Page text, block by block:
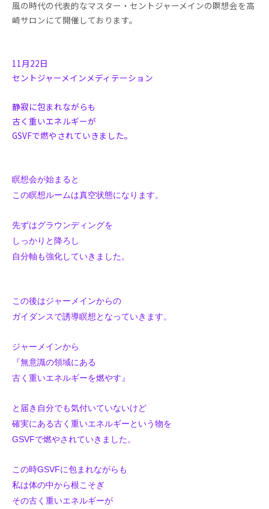
風の時代の代表的なマスター・セントジャーメインの瞑想会を高
崎サロンにて開催しております。
11月22日
セントジャーメインメディテーション
静寂に包まれながらも
古く重いエネルギーが
GSVFで燃やされていきました。
瞑想会が始まると
この瞑想ルームは真空状態になります。
先ずはグラウンディングを
しっかりと降ろし
自分軸も強化していきました。
この後はジャーメインからの
ガイダンスで誘導瞑想となっていきます。
ジャーメインから
『無意識の領域にある
古く重いエネルギーを燃やす』
と届き自分でも気付いていないけど
確実にある古く重いエネルギーという物を
GSVFで燃やされていきました。
この時GSVFに包まれながらも
私は体の中から根こそぎ
その古く重いエネルギーが